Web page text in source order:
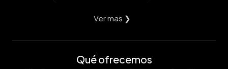
Ver mas ❯
Qué ofrecemos